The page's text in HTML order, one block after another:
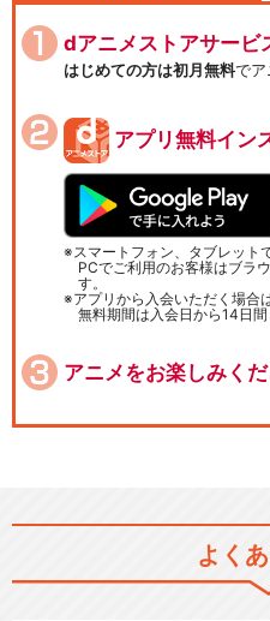
dアニメストアサービ
はじめての方は初月無料でア
アプリ無料イン
スマートフォン、タブレット
PCでご利用のお客様はブラ
す。
アプリから入会いただく場合
無料期間は入会日から14日間
アニメをお楽しみく
よく